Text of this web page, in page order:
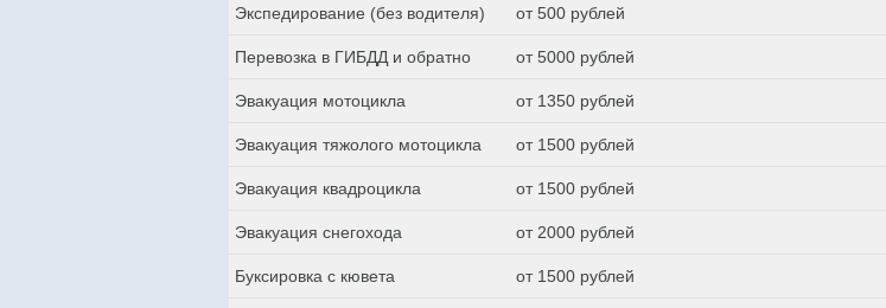
Экспедирование (без водителя) от 500 рублей
Перевозка в ГИБДД и обратно от 5000 рублей
Эвакуация мотоцикла от 1350 рублей
Эвакуация тяжолого мотоцикла от 1500 рублей
Эвакуация квадроцикла от 1500 рублей
Эвакуация снегохода от 2000 рублей
Буксировка с кювета от 1500 рублей